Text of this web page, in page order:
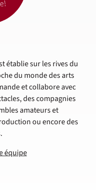
établie sur les rives du
du monde des arts
et collabore avec
des compagnies
amateurs et
ou encore des
équipe